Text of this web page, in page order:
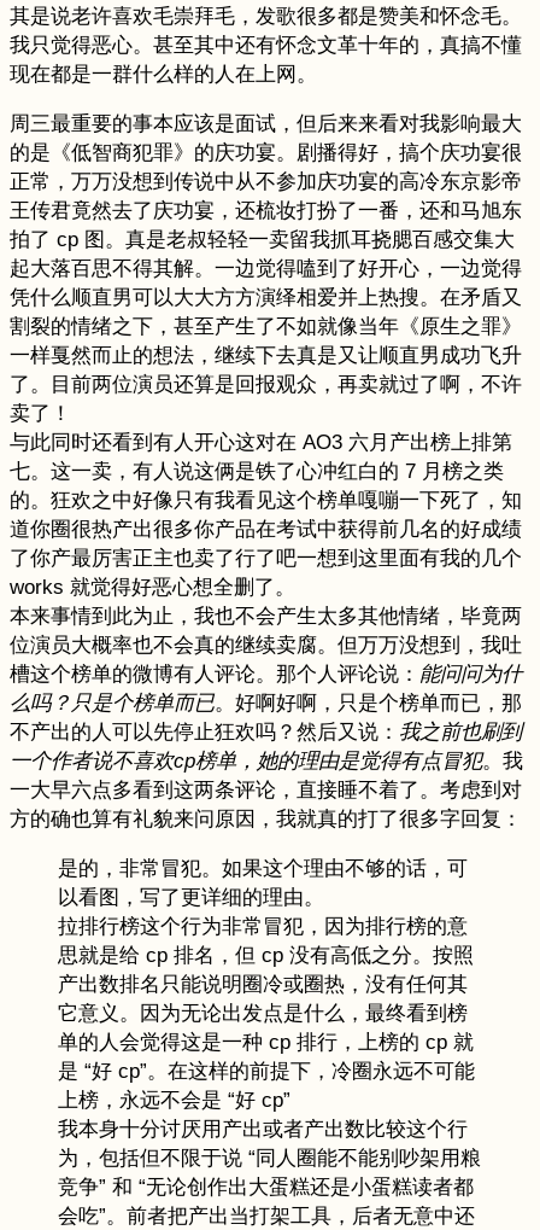
其是说老许喜欢毛崇拜毛，发歌很多都是赞美和怀念毛。
我只觉得恶心。甚至其中还有怀念文革十年的，真搞不懂
现在都是一群什么样的人在上网。
周三最重要的事本应该是面试，但后来来看对我影响最大
的是《低智商犯罪》的庆功宴。剧播得好，搞个庆功宴很
正常，万万没想到传说中从不参加庆功宴的高冷东京影帝
王传君竟然去了庆功宴，还梳妆打扮了一番，还和马旭东
拍了 cp 图。真是老叔轻轻一卖留我抓耳挠腮百感交集大
起大落百思不得其解。一边觉得嗑到了好开心，一边觉得
凭什么顺直男可以大大方方演绎相爱并上热搜。在矛盾又
割裂的情绪之下，甚至产生了不如就像当年《原生之罪》
一样戛然而止的想法，继续下去真是又让顺直男成功飞升
了。目前两位演员还算是回报观众，再卖就过了啊，不许
卖了！
与此同时还看到有人开心这对在 AO3 六月产出榜上排第
七。这一卖，有人说这俩是铁了心冲红白的 7 月榜之类
的。狂欢之中好像只有我看见这个榜单嘎嘣一下死了，知
道你圈很热产出很多你产品在考试中获得前几名的好成绩
了你产最厉害正主也卖了行了吧一想到这里面有我的几个
works 就觉得好恶心想全删了。
本来事情到此为止，我也不会产生太多其他情绪，毕竟两
位演员大概率也不会真的继续卖腐。但万万没想到，我吐
槽这个榜单的微博有人评论。那个人评论说： 能问问为什
么吗？只是个榜单而已。好啊好啊，只是个榜单而已，那
不产出的人可以先停止狂欢吗？然后又说： 我之前也刷到
一个作者说不喜欢cp榜单，她的理由是觉得有点冒犯。我
一大早六点多看到这两条评论，直接睡不着了。考虑到对
方的确也算有礼貌来问原因，我就真的打了很多字回复：
是的，非常冒犯。如果这个理由不够的话，可
以看图，写了更详细的理由。
拉排行榜这个行为非常冒犯，因为排行榜的意
思就是给 cp 排名，但 cp 没有高低之分。按照
产出数排名只能说明圈冷或圈热，没有任何其
它意义。因为无论出发点是什么，最终看到榜
单的人会觉得这是一种 cp 排行，上榜的 cp 就
是 “好 cp”。在这样的前提下，冷圈永远不可能
上榜，永远不会是 “好 cp”
我本身十分讨厌用产出或者产出数比较这个行
为，包括但不限于说 “同人圈能不能别吵架用粮
竞争” 和 “无论创作出大蛋糕还是小蛋糕读者都
会吃”。前者把产出当打架工具，后者无意中还